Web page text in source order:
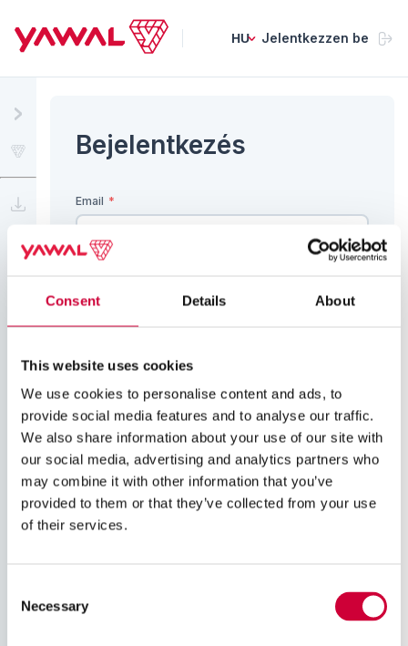
Consent Details About
This website uses cookies
We use cookies to personalise content and ads, to
provide social media features and to analyse our traffic.
We also share information about your use of our site with
our social media, advertising and analytics partners who
may combine it with other information that you’ve
provided to them or that they’ve collected from your use
of their services.
Selection
Necessary
HU Jelentkezzen be
Látogasson el a www.yawal.com oldalra
Tudáspanel
Bejelentkezés
Email *
Jelszó emlékeztetése